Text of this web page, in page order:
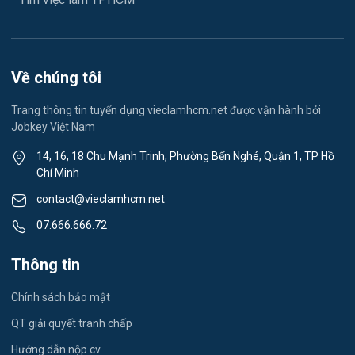
Du lịch
Dược
Về chúng tôi
Trang thông tin tuyển dụng vieclamhcm.net được vận hành bởi
Jobkey Việt Nam
14, 16, 18 Chu Mạnh Trinh, Phường Bến Nghé, Quận 1, TP Hồ
Chí Minh
contact@vieclamhcm.net
07.666.666.72
Thông tin
Chính sách bảo mật
QT giải quyết tranh chấp
Hướng dẫn nộp cv